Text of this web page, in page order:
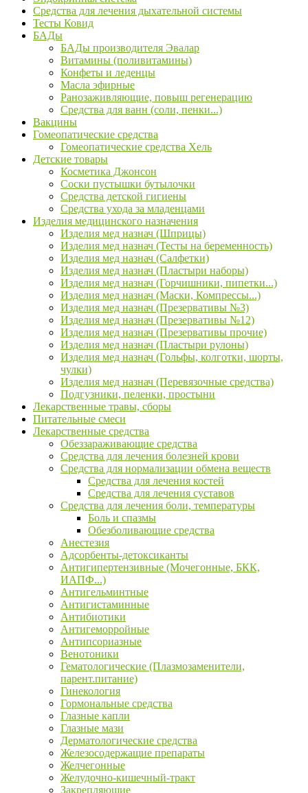
Средства для лечения дыхательной системы
Тесты Ковид
БАДы
БАДы производителя Эвалар
Витамины (поливитамины)
Конфеты и леденцы
Масла эфирные
Ранозаживляющие, повыш регенерацию
Средства для ванн (соли, пенки...)
Вакцины
Гомеопатические средства
Гомеопатические средства Хель
Детские товары
Косметика Джонсон
Соски пустышки бутылочки
Средства детской гигиены
Средства ухода за младенцами
Изделия медицинского назначения
Изделия мед назнач (Шприцы)
Изделия мед назнач (Тесты на беременность)
Изделия мед назнач (Салфетки)
Изделия мед назнач (Пластыри наборы)
Изделия мед назнач (Горчишники, пипетки...)
Изделия мед назнач (Маски, Компрессы...)
Изделия мед назнач (Презервативы №3)
Изделия мед назнач (Презервативы №12)
Изделия мед назнач (Презервативы прочие)
Изделия мед назнач (Пластыри рулоны)
Изделия мед назнач (Гольфы, колготки, шорты,
чулки)
Изделия мед назнач (Перевязочные средства)
Подгузники, пеленки, простыни
Лекарственные травы, сборы
Питательные смеси
Лекарственные средства
Обеззараживающие средства
Средства для лечения болезней крови
Средства для нормализации обмена веществ
Средства для лечения костей
Средства для лечения суставов
Средства для лечения боли, температуры
Боль и спазмы
Обезболивающие средства
Анестезия
Адсорбенты-детоксиканты
Антигипертензивные (Мочегонные, БКК,
ИАПФ...)
Антигельминтные
Антигистаминные
Антибиотики
Антигеморройные
Антипсориазные
Венотоники
Гематологические (Плазмозаменители,
парент.питание)
Гинекология
Гормональные средства
Глазные капли
Глазные мази
Дерматологические средства
Железосодержащие препараты
Желчегонные
Желудочно-кишечный-тракт
Закрепляющие